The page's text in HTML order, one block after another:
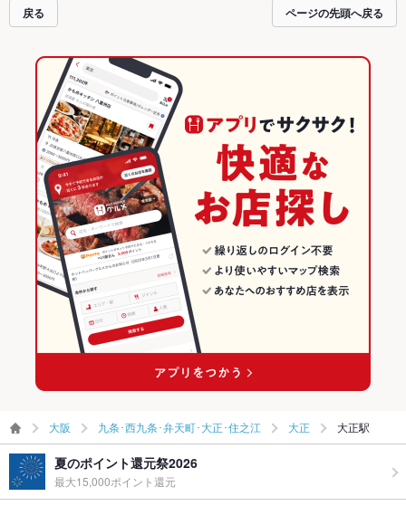
パーティにもお得に便利にホットペッパーグルメをご利用ください。
戻る ページの先頭へ戻る
大阪 九条･西九条･弁天町･大正･住之江 大正 大正駅
夏のポイント還元祭2026
最大15,000ポイント還元